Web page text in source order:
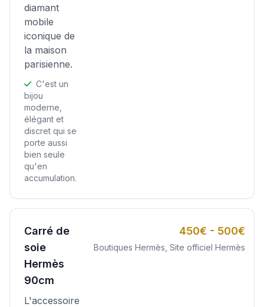
diamant
mobile
iconique de
la maison
parisienne.
C'est un
bijou
moderne,
élégant et
discret qui se
porte aussi
bien seule
qu'en
accumulation.
Carré de
soie
Hermès
90cm
L'accessoire
450€ - 500€
Boutiques Hermès, Site officiel Hermès